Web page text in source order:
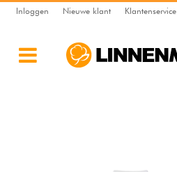
Inloggen Nieuwe klant Klantenservice